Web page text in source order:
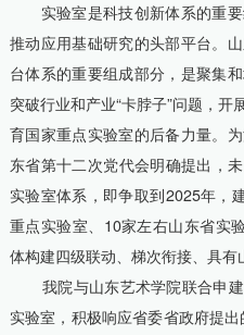
实验室是科技创新体系的重
推动应用基础研究的头部平台。
台体系的重要组成部分，是聚集
突破行业和产业“卡脖子”问题，
育国家重点实验室的后备力量。
东省第十二次党代会明确提出，
实验室体系，即争取到2025年，
重点实验室、10家左右山东省实
体构建四级联动、梯次衔接、具有
我院与山东艺术学院联合申建
实验室，积极响应省委省政府提